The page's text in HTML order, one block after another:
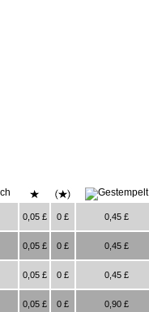
0,05 £ 0 £ 0,45 £
0,05 £ 0 £ 0,45 £
0,05 £ 0 £ 0,45 £
0,05 £ 0 £ 0,90 £